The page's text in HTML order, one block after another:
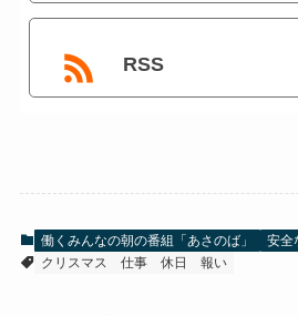
RSS
働くみんなの朝の番組「あさのば」
安全
クリスマス
仕事 休日 報い